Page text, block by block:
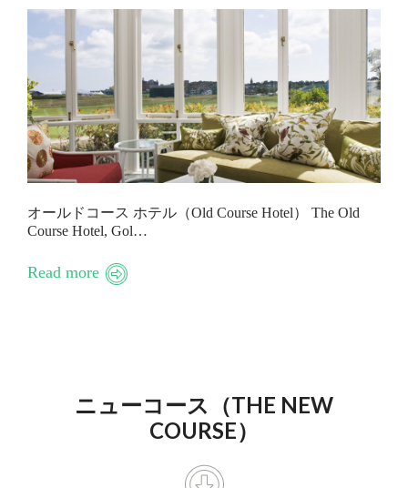
オールドコース ホテル（Old Course Hotel） The Old
Course Hotel, Gol…
Read more
ニューコース（THE NEW
COURSE）